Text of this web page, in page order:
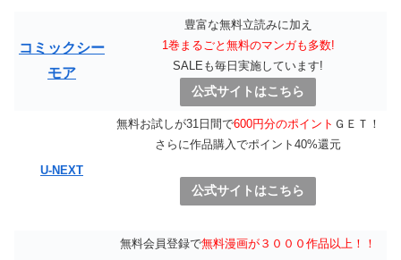
コミックシー
モア
豊富な無料立読みに加え
1巻まるごと無料のマンガも多数!
SALEも毎日実施しています!
公式サイトはこちら
U-NEXT
無料お試しが31日間で600円分のポイント ＧＥＴ！
さらに作品購入でポイント40%還元
公式サイトはこちら
無料会員登録で無料漫画が３０００作品以上！！